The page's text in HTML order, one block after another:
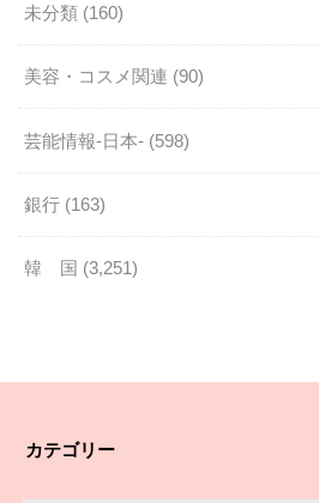
未分類 (160)
美容・コスメ関連 (90)
芸能情報-日本- (598)
銀行 (163)
韓 国 (3,251)
カテゴリー